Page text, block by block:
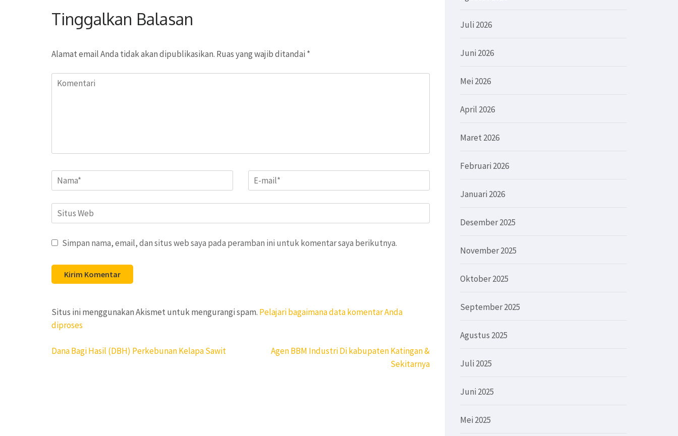
Tinggalkan Balasan
Alamat email Anda tidak akan dipublikasikan. Ruas yang wajib ditandai *
Komentari
Name* Email*
Situs
Web
Simpan nama, email, dan situs web saya pada peramban ini untuk komentar saya berikutnya.
Situs ini menggunakan Akismet untuk mengurangi spam. Pelajari bagaimana data komentar Anda
diproses
Navigasi
Dana Bagi Hasil (DBH) Perkebunan Kelapa Sawit
Agen BBM Industri Di kabupaten Katingan &
Sekitarnya
Juli 2026
Juni 2026
Mei 2026
April 2026
Maret 2026
Februari 2026
Januari 2026
Desember 2025
November 2025
Oktober 2025
September 2025
Agustus 2025
Juli 2025
Juni 2025
Mei 2025